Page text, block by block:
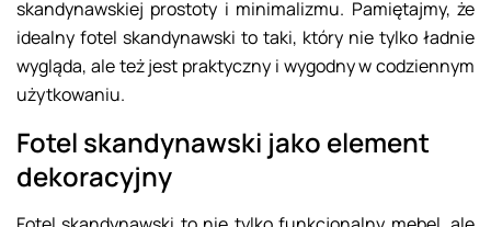
skandynawskiej prostoty i minimalizmu. Pamiętajmy, że
idealny fotel skandynawski to taki, który nie tylko ładnie
wygląda, ale też jest praktyczny i wygodny w codziennym
użytkowaniu.
Fotel skandynawski jako element
dekoracyjny